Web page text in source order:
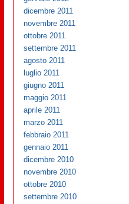
dicembre 2011
novembre 2011
ottobre 2011
settembre 2011
agosto 2011
luglio 2011
giugno 2011
maggio 2011
aprile 2011
marzo 2011
febbraio 2011
gennaio 2011
dicembre 2010
novembre 2010
ottobre 2010
settembre 2010